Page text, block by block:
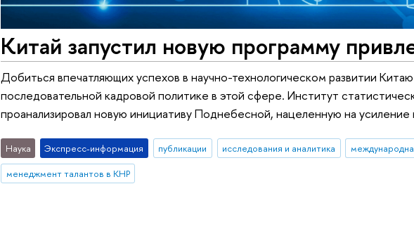
Китай запустил новую программу
Добиться впечатляющих успехов в научно-технологическом развитии
последовательной кадровой политике в этой сфере. Институт
проанализировал новую инициативу Поднебесной, нацеленную на усиление
Наука Экспресс-информация публикации исследования и аналитика
менеджмент талантов в КНР